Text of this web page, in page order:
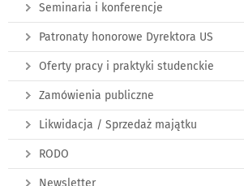
Seminaria i konferencje
Patronaty honorowe Dyrektora US
Oferty pracy i praktyki studenckie
Zamówienia publiczne
Likwidacja / Sprzedaż majątku
RODO